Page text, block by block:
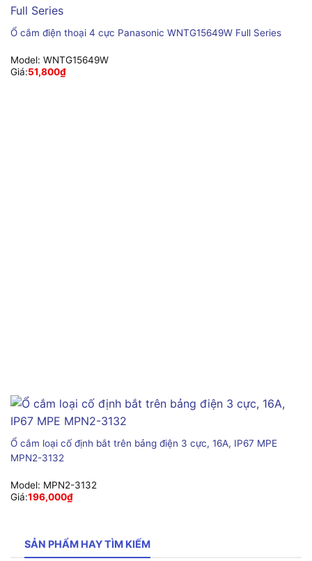
Ổ cắm điện thoại 4 cực Panasonic WNTG15649W Full Series
Model: WNTG15649W
Giá:51,800₫
Ổ cắm loại cố định bắt trên bảng điện 3 cực, 16A, IP67 MPE
MPN2-3132
Model: MPN2-3132
Giá:196,000₫
SẢN PHẨM HAY TÌM KIẾM